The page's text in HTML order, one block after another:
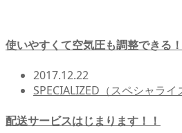
使いやすくて空気圧も調整できる
2017.12.22
SPECIALIZED（スペシャラ
配送サービスはじまります！！